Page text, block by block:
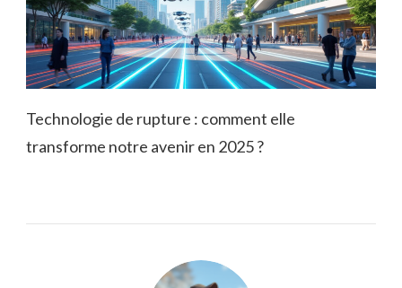
Technologie de rupture : comment elle
transforme notre avenir en 2025 ?